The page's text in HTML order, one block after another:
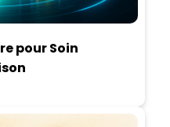
pour Soin